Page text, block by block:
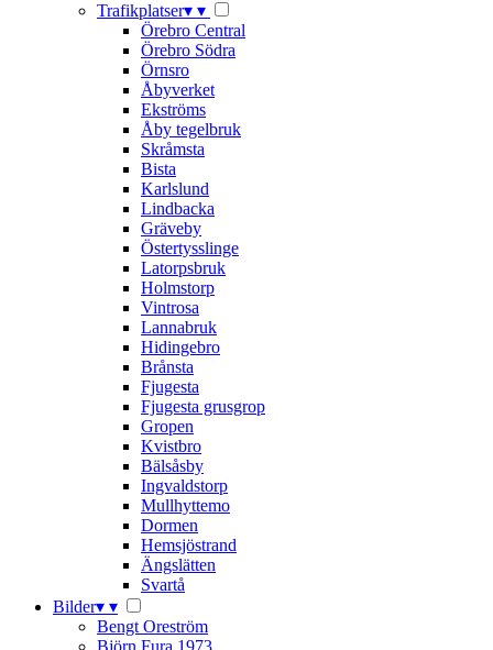
Trafikplatser▾ ▾
Örebro Central
Örebro Södra
Örnsro
Åbyverket
Ekströms
Åby tegelbruk
Skråmsta
Bista
Karlslund
Lindbacka
Gräveby
Östertysslinge
Latorpsbruk
Holmstorp
Vintrosa
Lannabruk
Hidingebro
Brånsta
Fjugesta
Fjugesta grusgrop
Gropen
Kvistbro
Bälsåsby
Ingvaldstorp
Mullhyttemo
Dormen
Hemsjöstrand
Ängslätten
Svartå
Bilder▾ ▾
Bengt Oreström
Björn Fura 1973